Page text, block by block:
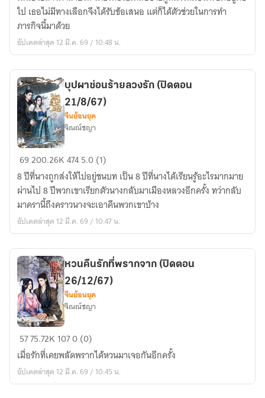
ทำ
ภารกิจ
รัก
ไป เธอไม่มีทางเลือกจึงได้รับข้อเสนอ แต่ก็ได้ตัวช่วยในการทำ
ภารกิจนี้มาด้วย
อัปเดตล่าสุด 12 มี.ค. 69 / 10:48 น.
บุปผา
ซ่อน
ร้าย
ลวง
รัก
(ปิด
21/8/67)
บุปผาซ่อนร้ายลวงรัก (ปิดตอน
21/8/67)
จีนย้อนยุค
จิณณ์ชญา
69200.26K4745.0 (1)
8 ปีที่นางถูกส่งให้ไปอยู่ชนบท เป็น 8 ปีที่นางได้เรียนรู้อะไรมากมาย
ผ่านไป 8 ปีพวกเขาเรียกตัวนางกลับมาเมืองหลวงอีกครั้ง ทว่ากลับ
มาครานี้ถึงคราวนางจะเอาคืนพวกเขาบ้าง
อัปเดตล่าสุด 12 มี.ค. 69 / 10:47 น.
หวน
คืน
รัก
ที่
หวนคืนรักที่พรากจาก (ปิดตอน
26/12/67)
จีนย้อนยุค
จิณณ์ชญา
5775.72K 1070 (0)
เมื่อรักที่เคยพลัดพรากได้หวนมาเจอกันอีกครั้ง
อัปเดตล่าสุด 12 มี.ค. 69 / 10:45 น.